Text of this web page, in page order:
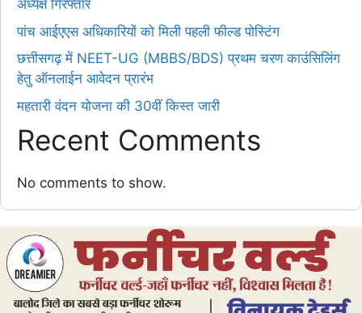
अध्यक्ष गिरफ्तार
पांच आईएएस अधिकारियों को मिली पहली फील्ड पोस्टिंग
छत्तीसगढ़ में NEET-UG (MBBS/BDS) प्रथम चरण काउंसिलिंग
हेतु ऑनलाईन आवेदन प्रारंभ
महतारी वंदन योजना की 30वीं किस्त जारी
Recent Comments
No comments to show.